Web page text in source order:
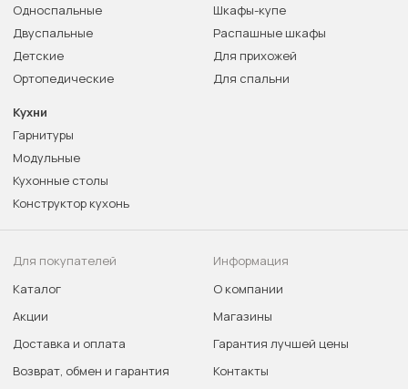
Односпальные
Двуспальные
Детские
Ортопедические
Шкафы-купе
Распашные шкафы
Для прихожей
Для спальни
Кухни
Гарнитуры
Модульные
Кухонные столы
Конструктор кухонь
Для покупателей
Каталог
Акции
Доставка и оплата
Возврат, обмен и гарантия
Информация
О компании
Магазины
Гарантия лучшей цены
Контакты